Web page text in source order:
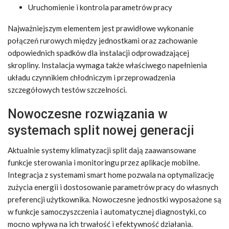
Uruchomienie i kontrola parametrów pracy
Najważniejszym elementem jest prawidłowe wykonanie
połączeń rurowych między jednostkami oraz zachowanie
odpowiednich spadków dla instalacji odprowadzającej
skropliny. Instalacja wymaga także właściwego napełnienia
układu czynnikiem chłodniczym i przeprowadzenia
szczegółowych testów szczelności.
Nowoczesne rozwiązania w
systemach split nowej generacji
Aktualnie systemy klimatyzacji split dają zaawansowane
funkcje sterowania i monitoringu przez aplikacje mobilne.
Integracja z systemami smart home pozwala na optymalizację
zużycia energii i dostosowanie parametrów pracy do własnych
preferencji użytkownika. Nowoczesne jednostki wyposażone są
w funkcje samoczyszczenia i automatycznej diagnostyki, co
mocno wpływa na ich trwałość i efektywność działania.